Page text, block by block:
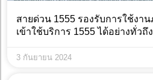
สายด่วน 1555 รองรับการใช้งา
เข้าใช้บริการ 1555 ได้อย่างทั่วถึง
3 กันยายน 2024